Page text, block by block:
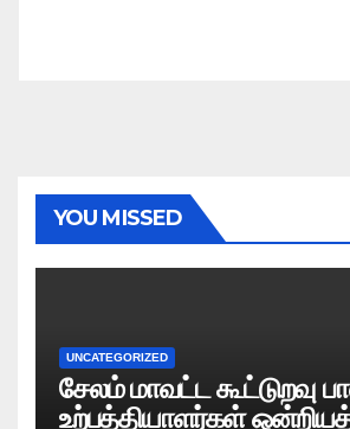
YOU MISSED
UNCATEGORIZED
சேலம் மாவட்ட கூட்டுறவு
உற்பத்தியாளர்கள்